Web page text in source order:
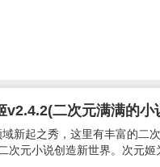
v2.4.2(二次元满满的小
新起之秀，这里有丰富的二
次元小说创造新世界。次元姬